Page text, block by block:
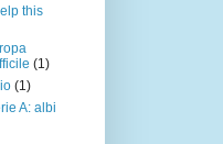
this
(1)
(1)
A: albi